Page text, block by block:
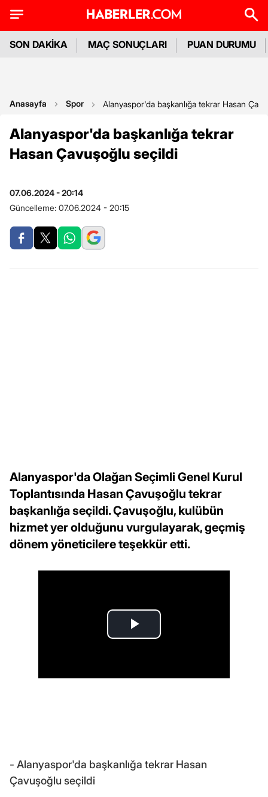
SON DAKİKA MAÇ SONUÇLARI PUAN DURUMU
Anasayfa Spor Alanyaspor'da başkanlığa tekrar Hasan
Alanyaspor'da başkanlığa tekrar
Hasan Çavuşoğlu seçildi
07.06.2024 - 20:14
Güncelleme: 07.06.2024 - 20:15
Alanyaspor'da Olağan Seçimli Genel Kurul
Toplantısında Hasan Çavuşoğlu tekrar
başkanlığa seçildi. Çavuşoğlu, kulübün
hizmet yer olduğunu vurgulayarak, geçmiş
dönem yöneticilere teşekkür etti.
- Alanyaspor'da başkanlığa tekrar Hasan
Çavuşoğlu seçildi